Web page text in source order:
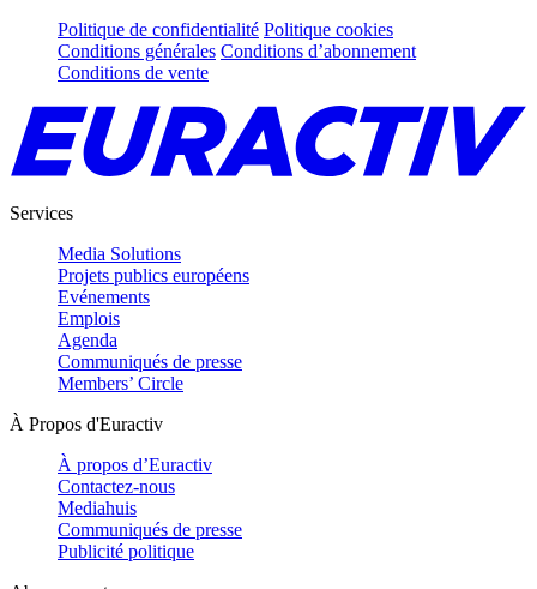
Politique de confidentialité Politique cookies
Conditions générales Conditions d’abonnement
Conditions de vente
Services
Media Solutions
Projets publics européens
Evénements
Emplois
Agenda
Communiqués de presse
Members’ Circle
À Propos d'Euractiv
À propos d’Euractiv
Contactez-nous
Mediahuis
Communiqués de presse
Publicité politique